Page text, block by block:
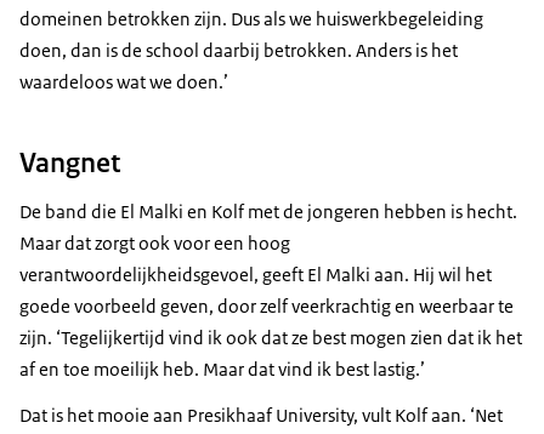
domeinen betrokken zijn. Dus als we huiswerkbegeleiding
doen, dan is de school daarbij betrokken. Anders is het
waardeloos wat we doen.’
Vangnet
De band die El Malki en Kolf met de jongeren hebben is hecht.
Maar dat zorgt ook voor een hoog
verantwoordelijkheidsgevoel, geeft El Malki aan. Hij wil het
goede voorbeeld geven, door zelf veerkrachtig en weerbaar te
zijn. ‘Tegelijkertijd vind ik ook dat ze best mogen zien dat ik het
af en toe moeilijk heb. Maar dat vind ik best lastig.’
Dat is het mooie aan Presikhaaf University, vult Kolf aan. ‘Net